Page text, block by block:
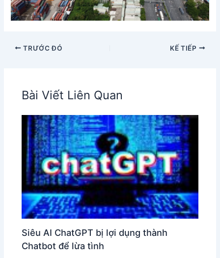
TRƯỚC ĐÓ KẾ TIẾP
Bài Viết Liên Quan
Siêu AI ChatGPT bị lợi dụng thành
Chatbot để lừa tình